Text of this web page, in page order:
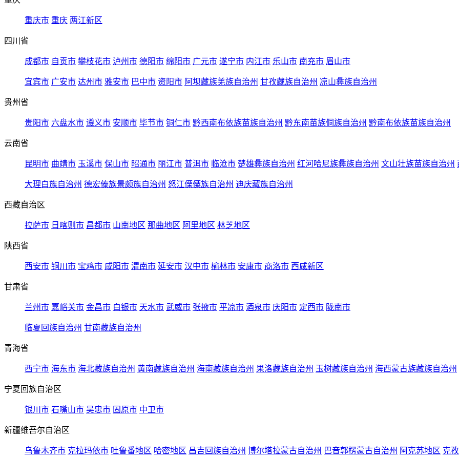
重庆市 重庆 两江新区
四川省
成都市 自贡市 攀枝花市 泸州市 德阳市 绵阳市 广元市 遂宁市 内江市 乐山市 南充市 眉山市
宜宾市 广安市 达州市 雅安市 巴中市 资阳市 阿坝藏族羌族自治州 甘孜藏族自治州 凉山彝族自治州
贵州省
贵阳市 六盘水市 遵义市 安顺市 毕节市 铜仁市 黔西南布依族苗族自治州 黔东南苗族侗族自治州 黔南布依族苗族自治州
云南省
昆明市 曲靖市 玉溪市 保山市 昭通市 丽江市 普洱市 临沧市 楚雄彝族自治州 红河哈尼族彝族自治州 文山壮族苗族自治州
大理白族自治州 德宏傣族景颇族自治州 怒江傈僳族自治州 迪庆藏族自治州
西藏自治区
拉萨市 日喀则市 昌都市 山南地区 那曲地区 阿里地区 林芝地区
陕西省
西安市 铜川市 宝鸡市 咸阳市 渭南市 延安市 汉中市 榆林市 安康市 商洛市 西咸新区
甘肃省
兰州市 嘉峪关市 金昌市 白银市 天水市 武威市 张掖市 平凉市 酒泉市 庆阳市 定西市 陇南市
临夏回族自治州 甘南藏族自治州
青海省
西宁市 海东市 海北藏族自治州 黄南藏族自治州 海南藏族自治州 果洛藏族自治州 玉树藏族自治州 海西蒙古族藏族自治州
宁夏回族自治区
银川市 石嘴山市 吴忠市 固原市 中卫市
新疆维吾尔自治区
乌鲁木齐市 克拉玛依市 吐鲁番地区 哈密地区 昌吉回族自治州 博尔塔拉蒙古自治州 巴音郭楞蒙古自治州 阿克苏地区 克